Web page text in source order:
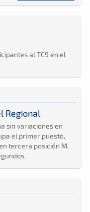
al TC9 en el
Regional
sin variaciones en
el primer puesto,
tercera posición M.